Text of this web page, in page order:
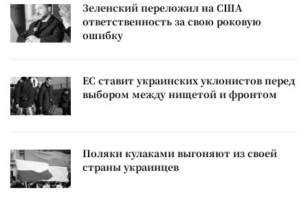
Зеленский переложил на США
ответственность за свою роковую
ошибку
ЕС ставит украинских уклонистов перед
выбором между нищетой и фронтом
Поляки кулаками выгоняют из своей
страны украинцев